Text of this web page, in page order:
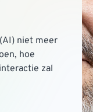
niet meer
hoe
zal